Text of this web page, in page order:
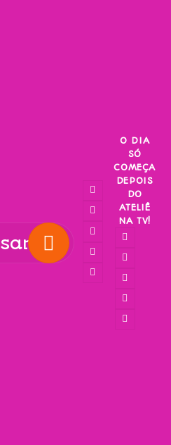
O DIA
SÓ
COMEÇA
DEPOIS
DO
ATELIÊ
NA TV!